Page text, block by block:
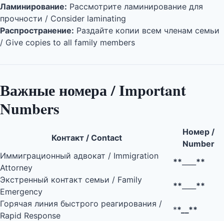
Ламинирование: Рассмотрите ламинирование для
прочности / Consider laminating
Распространение: Раздайте копии всем членам семьи
/ Give copies to all family members
Важные номера / Important
Numbers
Контакт / Contact
Номер /
Number
Иммиграционный адвокат / Immigration
Attorney
**
**
Экстренный контакт семьи / Family
Emergency
**
**
Горячая линия быстрого реагирования /
Rapid Response
**__**